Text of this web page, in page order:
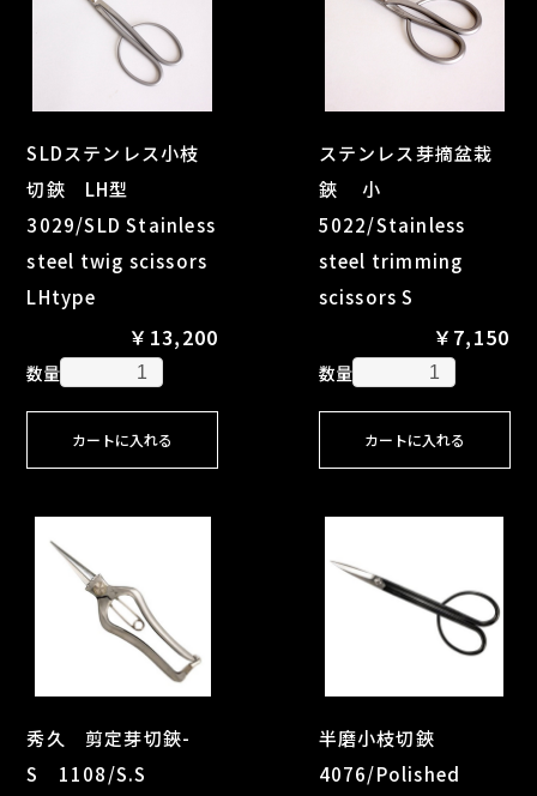
SLDステンレス小枝
切鋏 LH型
3029/SLD Stainless
steel twig scissors
LHtype
￥13,200
数量
カートに入れる
ステンレス芽摘盆栽
鋏 小
5022/Stainless
steel trimming
scissors S
￥7,150
数量
カートに入れる
秀久 剪定芽切鋏-
S 1108/S.S
半磨小枝切鋏
4076/Polished